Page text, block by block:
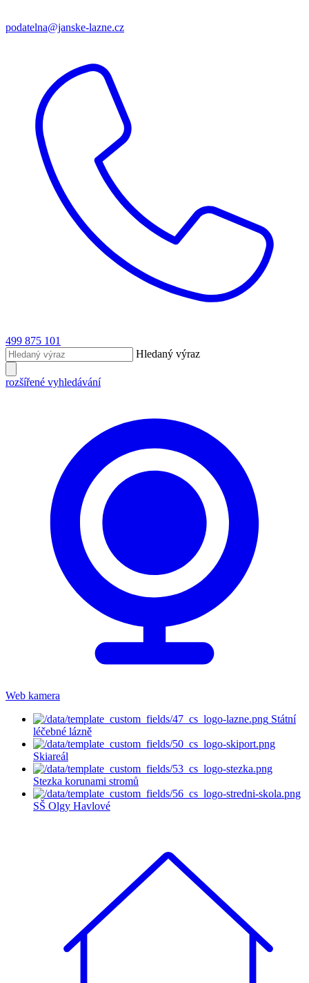
podatelna@janske-lazne.cz
499 875 101
Hledaný výraz
rozšířené vyhledávání
Web kamera
Státní
léčebné lázně
Skiareál
Stezka korunami stromů
SŠ Olgy Havlové